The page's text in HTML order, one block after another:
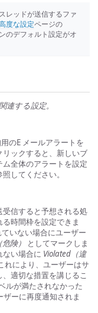
レッドが送信するファ
度な設定ページの
のデフォルト設定がオ
連する設定。
のE メールアラートを
リックすると、新しいブ
ム全体のアラートを設定
照してください。
信すると予想される処
時間枠を設定できま
いない場合にユーザー
険）
としてマークしま
い場合に Violated（違
れにより、ユーザーはサ
適切な措置を講じるこ
ルが満たされなかった
ーに再度通知されま